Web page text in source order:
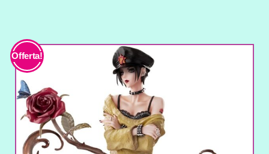
In
offerta!